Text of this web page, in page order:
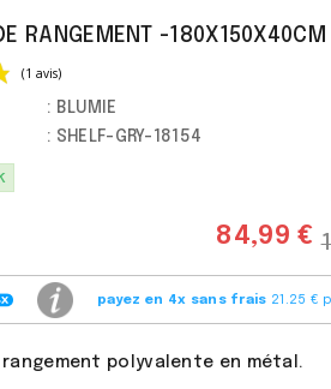
RANGEMENT -
: BLUMIE
: SHELF-GRY-18154
84,99 €
payez en 4x sans frais 21.25 €
polyvalente en métal.